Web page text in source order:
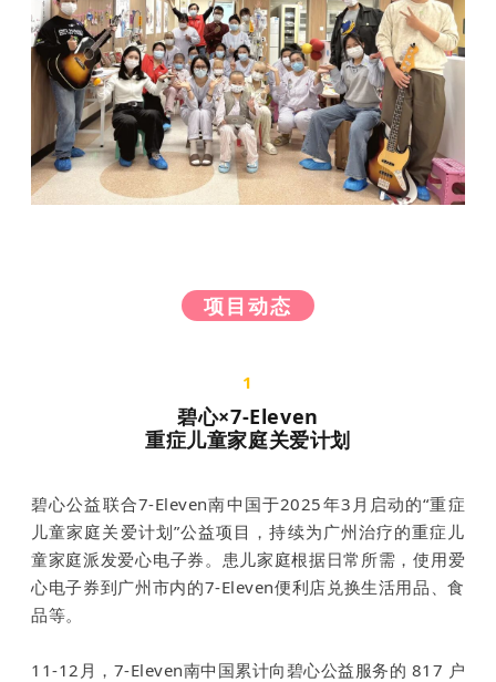
项目动态
1
碧心×7-Eleven
重症儿童家庭关爱计划
碧心公益联合7-Eleven南中国于2025年3月启动的“重症
儿童家庭关爱计划”公益项目，持续为广州治疗的重症儿
童家庭派发爱心电子券。患儿家庭根据日常所需，使用爱
心电子券到广州市内的7-Eleven便利店兑换生活用品、食
品等。
11-12月，7-Eleven南中国累计向碧心公益服务的 817 户